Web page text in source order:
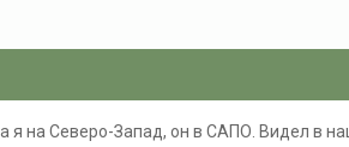
на Северо-Запад, он в САПО. Видел в